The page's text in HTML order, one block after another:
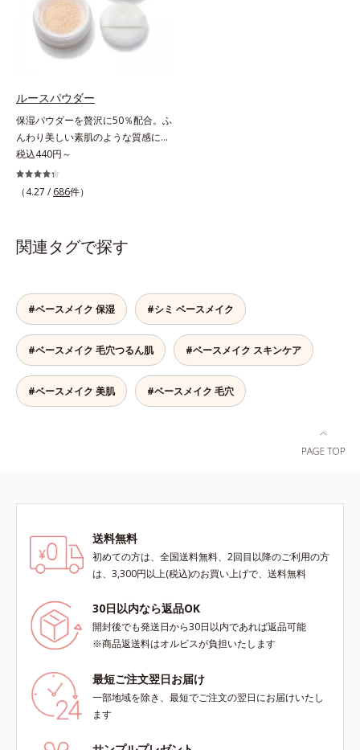
分が肌全層(*2)に働きかけて、肌の
うるおいをグンとアップ＆リッチな
クリームのようにぴたっと密着。乾
燥による小ジワを目立たなく(*1)
す。むやみに隠すのではなくふわり
アのW効果で軽やかな美肌を印象づ
けます。紫外線吸収剤フリーなのに
高SPF値、さらにスキンプロテクト
複合成分(*3)が、ブルーライト、紫
外線、大気中の微粒子汚れなどの外
ー複合成分(*4)肌悩みが気になる時
拡散効果で乾燥小ジワや毛穴もカバ
ーします。【ラスティング効果】皮
主成分を選択的に吸収し、うるおい
はしっかり残すことでカバー力を保
ちます。*1 メイク効果による*2 角
層の範囲内*3 スキンプロテクト※
レーツコポリマー
ルースパウダー
保湿パウダーを贅沢に50％配合。ふ
んわり美しい素肌のような質感にな
りながらもうるおいとツヤを叶える
フェイスパウダー。朝の仕上がりの
クオリティが全然違う！ まるで美
タイプのファンデーションを使って
も、仕上げがパサパサのお粉ではせ
をまとったグロウニュアンスパウダ
ーを新配合。リキッドのツヤ感を活
かしながらも、ふんわりと軽やかな
サラツヤ肌へと、仕上がり質感を格
上げします。うるおいパウダーを
50％配合し、さらに浸透型ヒアルロ
ン酸エキスも加えることで、お粉な
税込440円～
（4.27 / 686件）
関連タグで探す
#ベースメイク 保湿 #シミ ベースメイク
#ベースメイク 毛穴つるん肌 #ベースメイク スキンケア
#ベースメイク 美肌 #ベースメイク 毛穴
送料無料
初めての方は、全国送料無料、2回目以降のご利用の方
は、3,300円以上(税込)のお買い上げで、送料無料
30日以内なら返品OK
開封後でも発送日から30日以内であれば返品可能
※商品返送料はオルビスが負担いたします
最短ご注文翌日お届け
一部地域を除き、最短でご注文の翌日にお届けいたし
ます